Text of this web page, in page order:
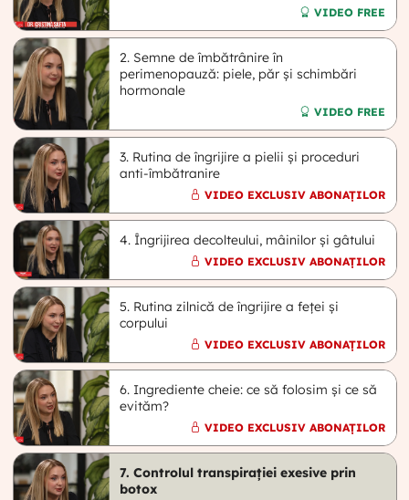
VIDEO FREE
2. Semne de îmbătrânire în
perimenopauză: piele, păr și schimbări
hormonale
VIDEO FREE
3. Rutina de îngrijire a pielii și proceduri
anti-îmbătranire
VIDEO EXCLUSIV ABONAȚILOR
4. Îngrijirea decolteului, mâinilor și gâtului
VIDEO EXCLUSIV ABONAȚILOR
5. Rutina zilnică de îngrijire a feței și
corpului
VIDEO EXCLUSIV ABONAȚILOR
6. Ingrediente cheie: ce să folosim și ce să
evităm?
VIDEO EXCLUSIV ABONAȚILOR
7. Controlul transpirației exesive prin
botox